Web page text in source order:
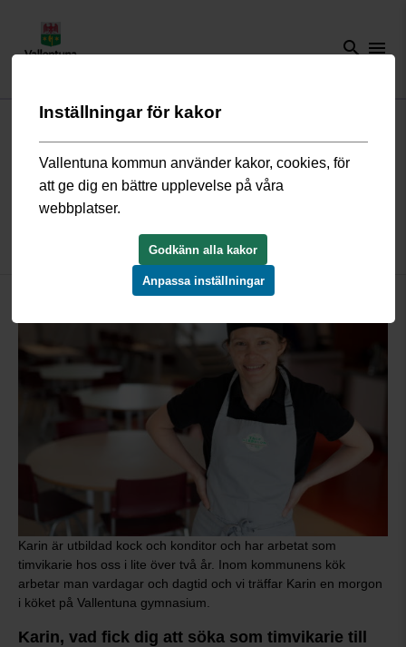
search menu
Start/Näringsliv och arbete/ Arbeta hos oss
våra skolkök
Möt Karin - timvikarie i våra
Karin är utbildad kock och konditor och har arbetat som
timvikarie hos oss i lite över två år. Inom kommunens kök
arbetar man vardagar och dagtid och vi träffar Karin en morgon
i köket på Vallentuna gymnasium.
Karin, vad fick dig att söka som timvikarie till
Inställningar för kakor
Vallentuna kommun använder kakor, cookies, för
att ge dig en bättre upplevelse på våra
webbplatser.
Godkänn alla kakor
Anpassa inställningar